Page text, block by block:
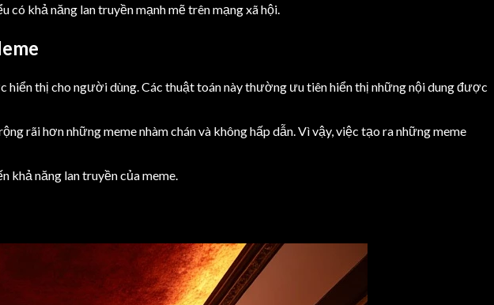
có khả năng lan truyền mạnh mẽ trên mạng xã hội.
thị cho người dùng. Các thuật toán này thường ưu tiên hiển thị những nội dung được
rãi hơn những meme nhàm chán và không hấp dẫn. Vì vậy, việc tạo ra những meme
khả năng lan truyền của meme.